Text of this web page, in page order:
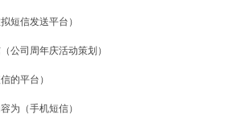
短信发送平台）
公司周年庆活动策划）
的平台）
为（手机短信）